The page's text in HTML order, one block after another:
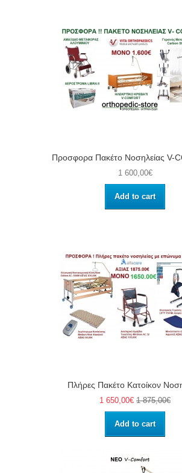
Προσφορα Πακέτο Νοσηλείας V-
1 600,00€
Add to cart
Πλήρες Πακέτο Κατοίκον
1 650,00€ 1 875,00€
Add to cart